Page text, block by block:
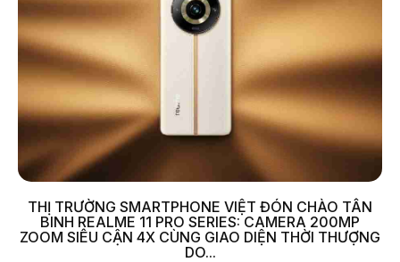
THỊ TRƯỜNG SMARTPHONE VIỆT ĐÓN CHÀO TÂN
BINH REALME 11 PRO SERIES: CAMERA 200MP
ZOOM SIÊU CẬN 4X CÙNG GIAO DIỆN THỜI THƯỢNG
DO...